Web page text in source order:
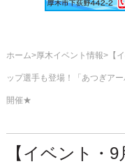
ホーム 厚木イベント情報 【
ップ選手も登場！「あつぎア
開催★
【イベント・